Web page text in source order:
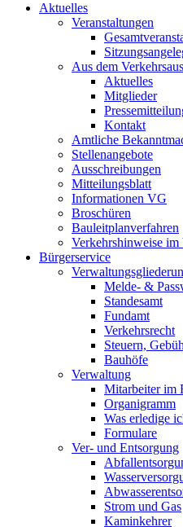
Aktuelles
Veranstaltungen
Aus dem
Aktuelles
Mitglieder
Kontakt
Amtliche
Stellenangebote
Ausschreibungen
Mitteilungsblatt
Informationen VG
Broschüren
Bauleitplanverfahren
Verkehrshinweise
Bürgerservice
Melde- &
Standesamt
Fundamt
Verkehrsrecht
Steuern,
Bauhöfe
Verwaltung
Mitarbeiter im
Organigramm
Was erledige
Formulare
Ver- und Entsorgung
Strom und Gas
Kaminkehrer